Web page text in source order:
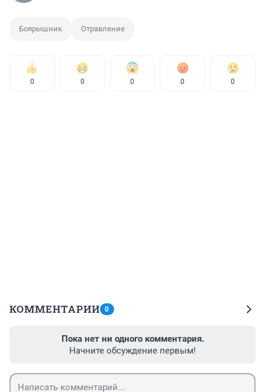
Боярышник Отравление
0 0 0 0 0
КОММЕНТАРИИ 0
Пока нет ни одного комментария.
Начните обсуждение первым!